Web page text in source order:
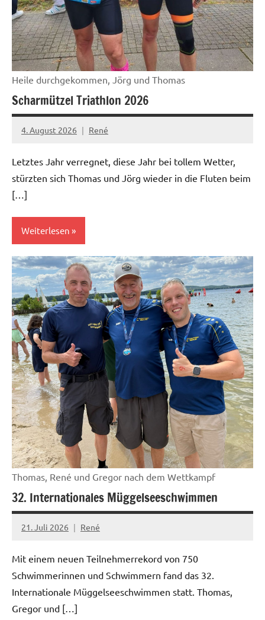
Heile durchgekommen, Jörg und Thomas
Scharmützel Triathlon 2026
4. August 2026 René
Letztes Jahr verregnet, diese Jahr bei tollem Wetter,
stürzten sich Thomas und Jörg wieder in die Fluten beim
[…]
Weiterlesen
News
Thomas, René und Gregor nach dem Wettkampf
32. Internationales Müggelseeschwimmen
21. Juli 2026 René
Mit einem neuen Teilnehmerrekord von 750
Schwimmerinnen und Schwimmern fand das 32.
Internationale Müggelseeschwimmen statt. Thomas,
Gregor und […]